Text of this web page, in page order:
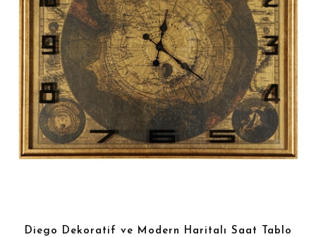
Diego Dekoratif ve Modern Haritalı Saat Tablo